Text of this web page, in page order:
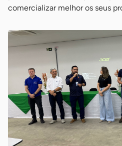
comercializar melhor os seus